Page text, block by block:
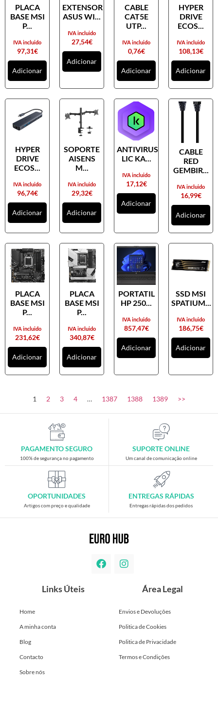
PLACA
BASE MSI
P...
97,31€
IVA incluido
Adicionar
EXTENSOR
ASUS WI...
27,54€
IVA incluido
Adicionar
CABLE
CAT5E
UTP...
0,76€
IVA incluido
Adicionar
HYPER
DRIVE
ECOS...
108,13€
IVA incluido
Adicionar
HYPER
DRIVE
ECOS...
96,74€
IVA incluido
Adicionar
SOPORTE
AISENS
M...
29,32€
IVA incluido
Adicionar
ANTIVIRUS
LIC KA...
17,12€
IVA incluido
Adicionar
CABLE
RED
GEMBIR...
16,99€
IVA incluido
Adicionar
PLACA
BASE MSI
P...
231,62€
IVA incluido
Adicionar
PLACA
BASE MSI
P...
340,87€
IVA incluido
Adicionar
PORTATIL
HP 250...
857,47€
IVA incluido
Adicionar
SSD MSI
SPATIUM...
186,75€
IVA incluido
Adicionar
1 2 3 4 … 1387 1388 1389 >>
PAGAMENTO SEGURO
100% de segurança no pagamento
SUPORTE ONLINE
Um canal de comunicação online
OPORTUNIDADES
Artigos com preço e qualidade
ENTREGAS RÁPIDAS
Entregas rápidas dos pedidos
Links Úteis
Home
A minha conta
Blog
Contacto
Sobre nós
Área Legal
Envios e Devoluções
Politica de Cookies
Politica de Privacidade
Termos e Condições